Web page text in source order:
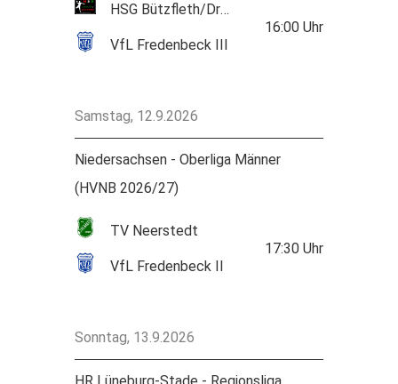
HSG Bützfleth/Drochtersen
VfL Fredenbeck III
16:00Uhr
Samstag, 12.9.2026
Niedersachsen - Oberliga Männer
(HVNB 2026/27)
TV Neerstedt
VfL Fredenbeck II
17:30Uhr
Sonntag, 13.9.2026